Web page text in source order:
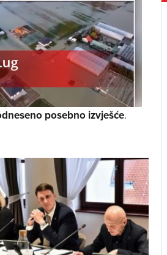
posebno izvješće.